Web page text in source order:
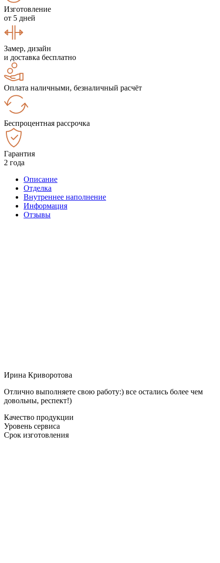
Изготовление
от 5 дней
Замер, дизайн
и доставка бесплатно
Оплата наличными, безналичный расчёт
Беспроцентная рассрочка
Гарантия
2 года
Описание
Отделка
Внутреннее наполнение
Информация
Отзывы
Ирина Криворотова
Отлично выполняете свою работу:) все остались более чем
довольны, респект!)
Качество продукции
Уровень сервиса
Срок изготовления